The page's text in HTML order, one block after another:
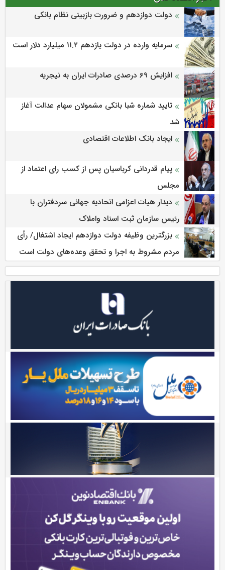
دولت دوازدهم و ضرورت بازبینی نظام بانکی
سرمایه وارده در دولت یازدهم ۱۱.۲ میلیارد دلار است
افزایش 69 درصدی صادرات ایران به نیجریه
تایید شماره شبا بانکی مشمولان سهام عدالت آغاز
شد
ایجاد بانک اطلاعات اقتصادی
پیام قدردانی کرباسیان پس از کسب رای اعتماد از
مجلس
دیدار هیات اعزامی اتحادیه جهانی سردفتران با
رئیس سازمان ثبت اسناد واملاک
بزرگترین وظیفه دولت دوازدهم ایجاد اشتغال/ رأی
مردم مشروط به اجرا و تحقق وعده‌های دولت است